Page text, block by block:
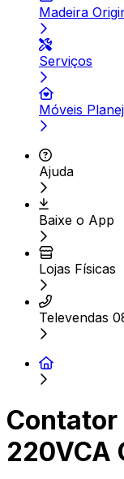
Madeira
Serviços
Móveis
Ajuda
Baixe o App
Lojas Físicas
Televendas
220VCA